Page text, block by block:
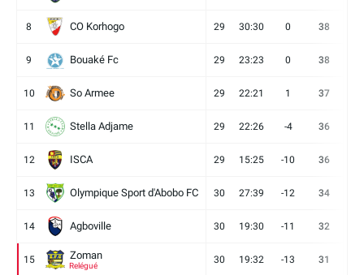
8 CO Korhogo 29 30:30 0 38
9 Bouaké Fc 29 23:23 0 38
10 So Armee 29 22:21 1 37
11 Stella Adjame 29 22:26 -4 36
12 ISCA 29 15:25 -10 36
13 Olympique Sport d'Abobo FC 30 27:39 -12 34
14 Agboville 30 19:30 -11 32
15 Zoman
Relégué
30 19:32 -13 31